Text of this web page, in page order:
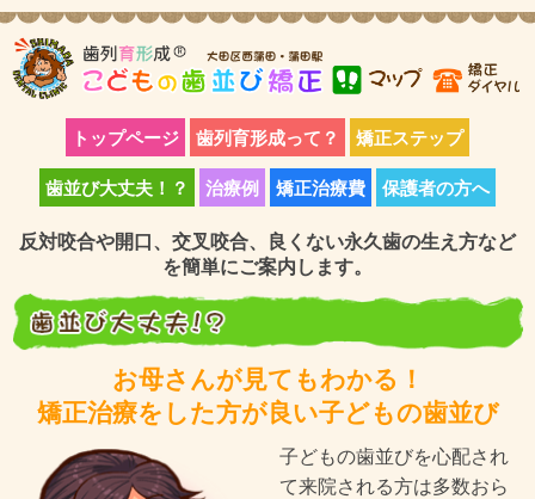
トップページ 歯列育形成って？ 矯正ステップ
歯並び大丈夫！？ 治療例 矯正治療費 保護者の方へ
反対咬合や開口、交叉咬合、良くない永久歯の生え方など
を簡単にご案内します。
お母さんが見てもわかる！
矯正治療をした方が良い子どもの歯並び
子どもの歯並びを心配され
て来院される方は多数おら